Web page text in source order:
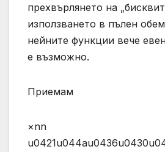
прехвърлянето на
използването в пълен
нейните функции вече
е възможно.
Приемам
×nn